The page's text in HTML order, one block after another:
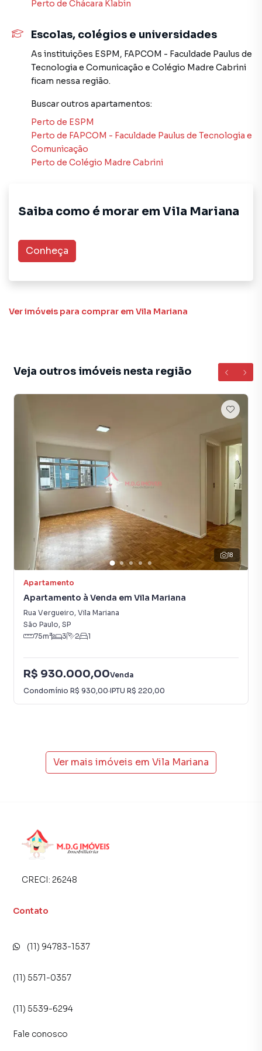
Anuncie seu imóvel! É fácil, rápido e gratuito! A MDG
cidades do Brasil, incluindo São Paulo.
Na MDG IMÓVEIS você consegue vender ou alugar seu
imóvel muito mais rápido do que em imobiliárias
tradicionais. Já vendemos e locamos diversos imóveis em
temos uma equipe de marketing digital focada em produzir
campanhas específicas para São Paulo, o que aumenta
muito o número de contatos interessados e tendo como
consequência uma maior chance de vender ou alugar seu
imóvel mais rápido. Contamos também com um time de
inquilinos.
Perto de Chácara Klabin
Escolas, colégios e universidades
As instituições ESPM, FAPCOM - Faculdade Paulus de
Tecnologia e Comunicação e Colégio Madre Cabrini
ficam nessa região.
Buscar outros apartamentos:
Perto de ESPM
Perto de FAPCOM - Faculdade Paulus de Tecnologia e
Comunicação
Perto de Colégio Madre Cabrini
Saiba como é morar em Vila Mariana
Conheça
Ver imóveis para comprar em Vila Mariana
Veja outros imóveis nesta região
18
Apartamento
Apartamento à Venda em Vila Mariana
Rua Vergueiro, Vila Mariana
São Paulo, SP
75m² 3 2 1
R$ 930.000,00Venda
Condomínio R$ 930,00·IPTU R$ 220,00
Ver mais imóveis em Vila Mariana
CRECI: 26248
Contato
(11) 94783-1537
(11) 5571-0357
(11) 5539-6294
Fale conosco